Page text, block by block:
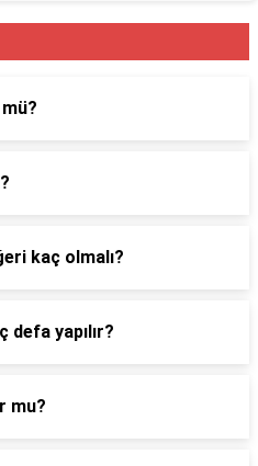
kaç olmalı?
defa yapılır?
mu?